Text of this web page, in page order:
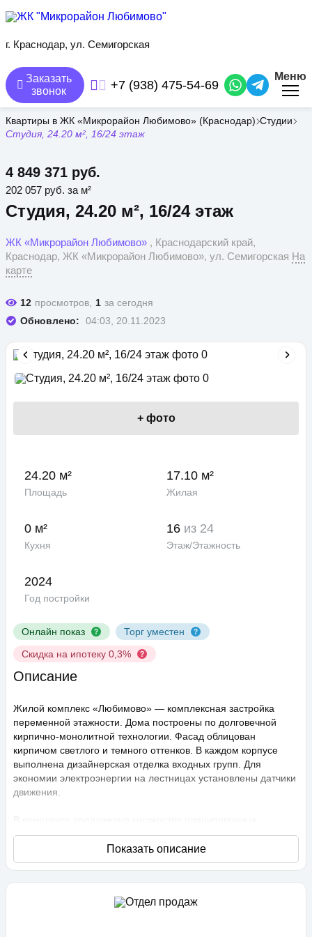
содержанию
г. Краснодар, ул. Семигорская
Заказать
звонок
+7 (938) 475-54-69
Меню
Квартиры в ЖК «Микрорайон Любимово» (Краснодар) Студии
Студия, 24.20 м², 16/24 этаж
Студия, 24.20 м², 16/24 этаж
4 849 371 руб.
ЖК «Микрорайон Любимово» , Краснодарский край,
Краснодар, ЖК «Микрорайон Любимово», ул. Семигорская На
карте
202 057 руб. за м²
12 просмотров, 1 за сегодня
Обновлено:
04:03, 20.11.2023
Онлайн показ
Торг уместен
Скидка на ипотеку 0,3%
+ фото
24.20 м²
Площадь
17.10 м²
Жилая
0 м²
Кухня
16 из 24
Этаж/Этажность
2024
Год постройки
Описание
Жилой комплекс «Любимово» — комплексная застройка
переменной этажности. Дома построены по долговечной
кирпично-монолитной технологии. Фасад облицован
кирпичом светлого и темного оттенков. В каждом корпусе
выполнена дизайнерская отделка входных групп. Для
экономии электроэнергии на лестницах установлены датчики
движения.
В комплексе предложено множество планировочных
решений: в наличии квартиры, как классического типа, так и
европланировки. Они сдаются с подчистовой отделкой,
высота потолков составляет 2,75 метра. В квартирах